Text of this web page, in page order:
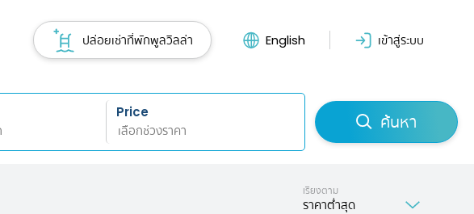
ปล่อยเช่าที่พักพูลวิลล่า English เข้าสู่ระบบ
Price ค้นหา
เรียงตาม